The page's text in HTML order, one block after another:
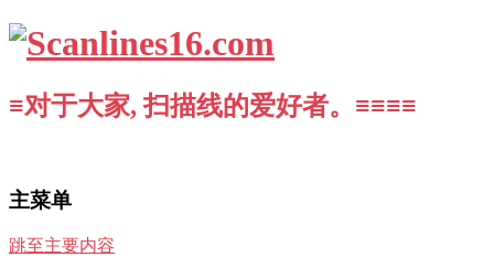
≡对于大家, 扫描线的爱好者。≡≡≡≡
主菜单
跳至主要内容